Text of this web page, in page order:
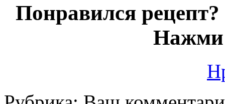
Понравился
Нажми